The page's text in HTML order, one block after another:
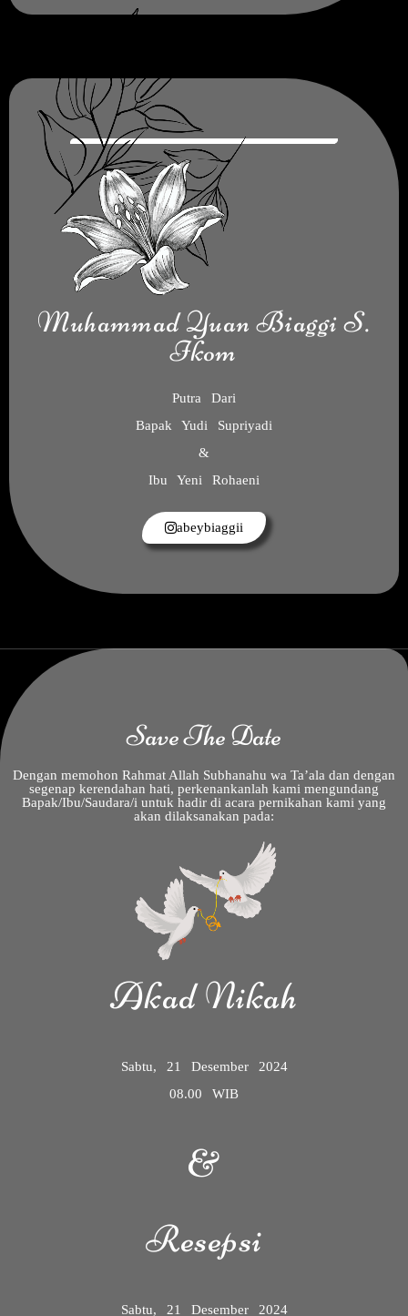
Muhammad Yuan Biaggi S.
Ikom
Putra Dari
Bapak Yudi Supriyadi
&
Ibu Yeni Rohaeni
abeybiaggii
Save The Date
Dengan memohon Rahmat Allah Subhanahu wa Ta’ala dan dengan
segenap kerendahan hati, perkenankanlah kami mengundang
Bapak/Ibu/Saudara/i untuk hadir di acara pernikahan kami yang
akan dilaksanakan pada:
Akad Nikah
Sabtu, 21 Desember 2024
08.00 WIB
&
Resepsi
Sabtu, 21 Desember 2024